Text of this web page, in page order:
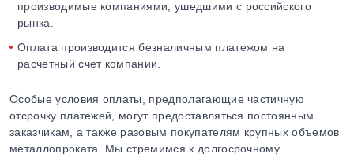
производимые компаниями, ушедшими с российского
рынка.
Оплата производится безналичным платежом на
расчетный счет компании.
Особые условия оплаты, предполагающие частичную
отсрочку платежей, могут предоставляться постоянным
заказчикам, а также разовым покупателям крупных объемов
металлопроката. Мы стремимся к долгосрочному